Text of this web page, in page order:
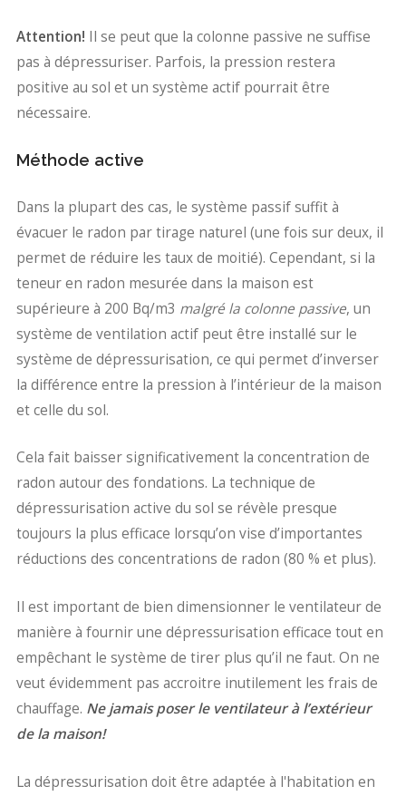
Attention! Il se peut que la colonne passive ne suffise
pas à dépressuriser. Parfois, la pression restera
positive au sol et un système actif pourrait être
nécessaire.
Méthode active
Dans la plupart des cas, le système passif suffit à
évacuer le radon par tirage naturel (une fois sur deux, il
permet de réduire les taux de moitié). Cependant, si la
teneur en radon mesurée dans la maison est
supérieure à 200 Bq/m3 malgré la colonne passive, un
système de ventilation actif peut être installé sur le
système de dépressurisation, ce qui permet d’inverser
la différence entre la pression à l’intérieur de la maison
et celle du sol.
Cela fait baisser significativement la concentration de
radon autour des fondations. La technique de
dépressurisation active du sol se révèle presque
toujours la plus efficace lorsqu’on vise d’importantes
réductions des concentrations de radon (80 % et plus).
Il est important de bien dimensionner le ventilateur de
manière à fournir une dépressurisation efficace tout en
empêchant le système de tirer plus qu’il ne faut. On ne
veut évidemment pas accroitre inutilement les frais de
chauffage. Ne jamais poser le ventilateur à l’extérieur
de la maison!
La dépressurisation doit être adaptée à l'habitation en